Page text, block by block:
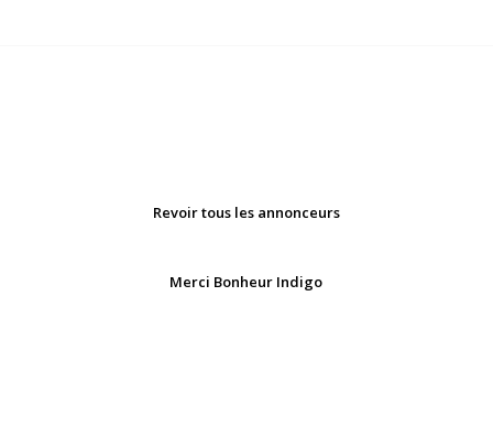
Revoir tous les annonceurs
Merci Bonheur Indigo